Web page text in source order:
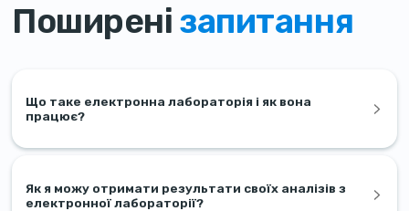
Поширені запитання
Що таке електронна лабораторія і як вона
працює?
Як я можу отримати результати своїх аналізів з
електронної лабораторії?